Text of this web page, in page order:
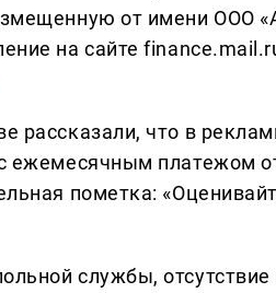
от имени ООО
на сайте
рассказали, что в
ежемесячным платежом
пометка:
службы,